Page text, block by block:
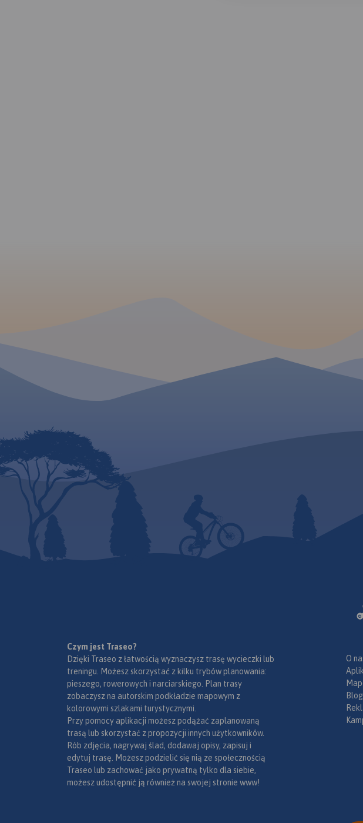
MAPA TURYSTYCZNA W
Mapa turystyczna "Puszcza
Kozienicka" przedstawia
kompleks leśny w środkowej
Polsce, położony na obszarze
Równiny Kozienickiej, na
granicy powiatów
kozienickiego i radomskiego.
Dzisiejsze jej granice
wyznaczają: od północnego
zachodu rzeka Radomka, od
północnego wschodu dolina
znajdujących się w okolicach
Pionek i Zwolenia. Największe z
nich to uroczyska Miodne i
Policzna. Integralnie związana
z Puszczą Kozienicką jest
lewobrzeżna część doliny
Wisły, od wysokości Puław do
ujścia Radomki. Na jej
obrzeżach znajdują się miasta
Kozienice, Pionki i Zwoleń.
Najcenniejsze fragmenty
Puszczy objęte są ochroną w
Puszczę Kozienicką najlepiej
zwiedzać na rowerze. Warto
przy tym skorzystać z
wytyczonych w terenie i
zaznaczonych na mapie
szlaków rowerowych. Jest to
również atrakcyjne miejsce na
spacery.
Czym jest Traseo?
Dzięki Traseo z łatwością wyznaczysz trasę wycieczki lub
treningu. Możesz skorzystać z kilku trybów planowania:
pieszego, rowerowych i narciarskiego. Plan trasy
zobaczysz na autorskim podkładzie mapowym z
kolorowymi szlakami turystycznymi.
Przy pomocy aplikacji możesz podążać zaplanowaną
trasą lub skorzystać z propozycji innych użytkowników.
Rób zdjęcia, nagrywaj ślad, dodawaj opisy, zapisuj i
edytuj trasę. Możesz podzielić się nią ze społecznością
Traseo lub zachować jako prywatną tylko dla siebie,
możesz udostępnić ją również na swojej stronie www!
O
Blog